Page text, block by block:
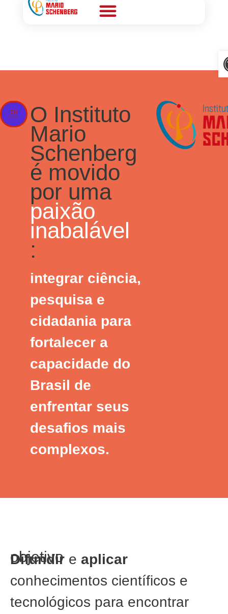
EN
🇺🇸
O Instituto
Mario
Schenberg
é movido
por uma
paixão
inabalável
:
integrar ciência,
pesquisa e
cidadania para
fortalecer a
capacidade do
Brasil de
enfrentar seus
desafios mais
complexos.
objetivo
Difundir e aplicar
conhecimentos científicos e
tecnológicos para encontrar